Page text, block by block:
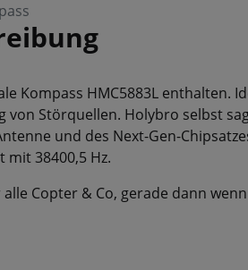
Kompass HMC5883L enthalten.
von Störquellen. Holybro selbst
und des Next-Gen-
38400,5 Hz.
Copter & Co, gerade dann